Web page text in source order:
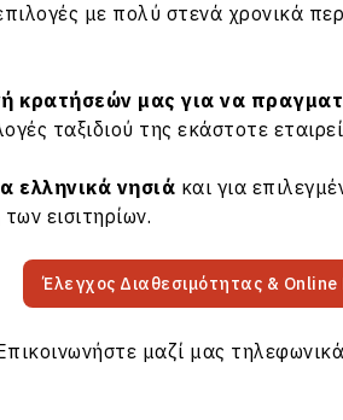
με πολύ στενά χρονικά
κρατήσεών μας για να
ταξιδιού της εκάστοτε
ελληνικά νησιά και για
εισιτηρίων.
Έλεγχος Διαθεσιμότητας &
μαζί μας